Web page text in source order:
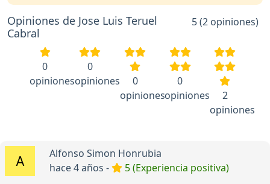
Opiniones de Jose Luis Teruel
Cabral
5 (2 opiniones)
0
opiniones
0
opiniones
0
opiniones
0
opiniones
2
opiniones
Alfonso Simon Honrubia
hace 4 años -
5 (Experiencia positiva)